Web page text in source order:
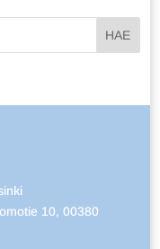
10, 00380